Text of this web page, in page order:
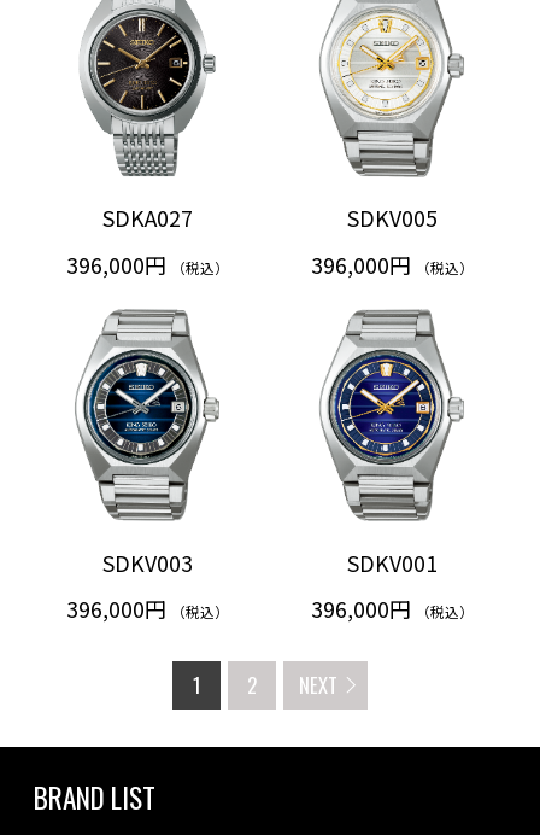
SDKA027
396,000円
（税込）
SDKV005
396,000円
（税込）
SDKV003
396,000円
（税込）
SDKV001
396,000円
（税込）
1 2 NEXT
BRAND LIST